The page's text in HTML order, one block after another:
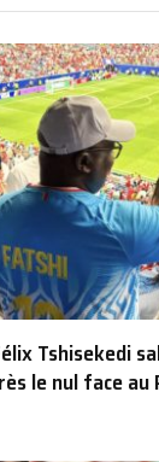
Tshisekedi
le nul face